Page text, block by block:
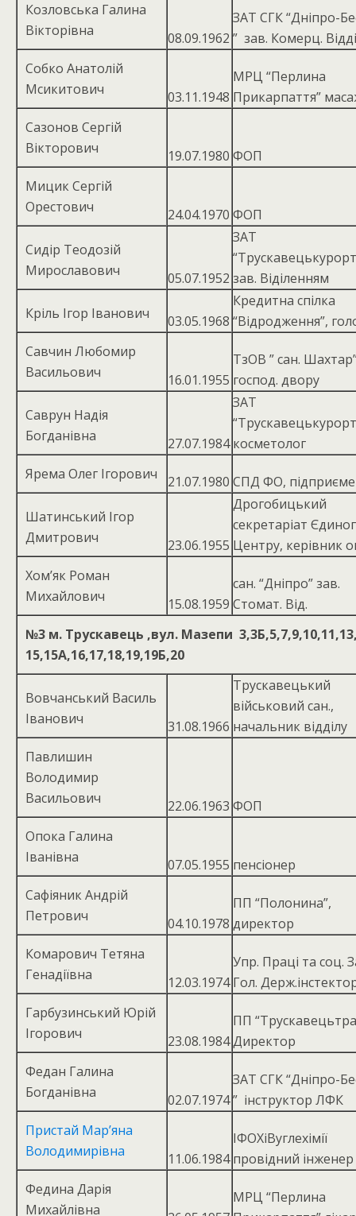
Козловська Галина
Вікторівна
08.09.1962
ЗАТ СГК “Дніпро-
” зав. Комерц.
Собко Анатолій
Мсикитович
03.11.1948
МРЦ “Перлина
Прикарпаття”
Сазонов Сергій
Вікторович
19.07.1980 ФОП
Мицик Сергій
Орестович
24.04.1970 ФОП
Сидір Теодозій
Мирославович
05.07.1952
ЗАТ
зав. Віділенням
Кріль Ігор Іванович
03.05.1968
Кредитна спілка
“Відродження”,
Савчин Любомир
Васильович
16.01.1955
ТзОВ ” сан.
господ. двору
Саврун Надія
Богданівна
27.07.1984
ЗАТ
косметолог
Ярема Олег Ігорович
21.07.1980 СПД ФО,
Шатинський Ігор
Дмитрович
23.06.1955
Дрогобицький
секретаріат
Центру, керівник
Хом’як Роман
Михайлович
15.08.1959
сан. “Дніпро” зав.
Стомат. Від.
№3 м. Трускавець ,вул. Мазепи
15,15А,16,17,18,19,19Б,20
Вовчанський Василь
Іванович
31.08.1966
Трускавецький
військовий сан.,
начальник відділу
Павлишин
Володимир
Васильович
22.06.1963 ФОП
Опока Галина
Іванівна
07.05.1955 пенсіонер
Сафіяник Андрій
Петрович
04.10.1978
ПП “Полонина”,
директор
Комарович Тетяна
Генадіївна
12.03.1974
Упр. Праці та соц.
Гол.
Гарбузинський Юрій
Ігорович
23.08.1984
ПП
Директор
Федан Галина
Богданівна
02.07.1974
ЗАТ СГК “Дніпро-
” інструктор ЛФК
Пристай Мар’яна
Володимирівна
11.06.1984
ІФОХіВуглехімії
провідний інженер
Федина Дарія
Михайлівна
МРЦ “Перлина